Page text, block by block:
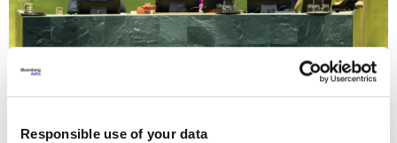
Responsible use of your data